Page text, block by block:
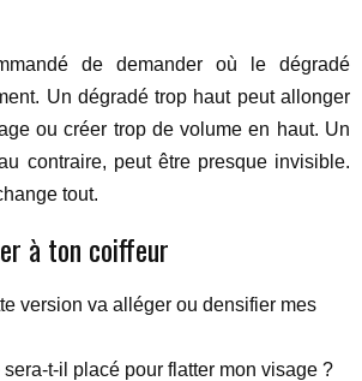
de demander où le dégradé
Un dégradé trop haut peut allonger
ou créer trop de volume en haut. Un
contraire, peut être presque invisible.
tout.
à ton coiffeur
version va alléger ou densifier mes
t-il placé pour flatter mon visage ?